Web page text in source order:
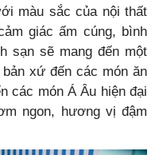
màu sắc của nội thất
giác ấm cúng, bình
sạn sẽ mang đến một
xứ đến các món ăn
các món Á Âu hiện đại
ngon, hương vị đậm